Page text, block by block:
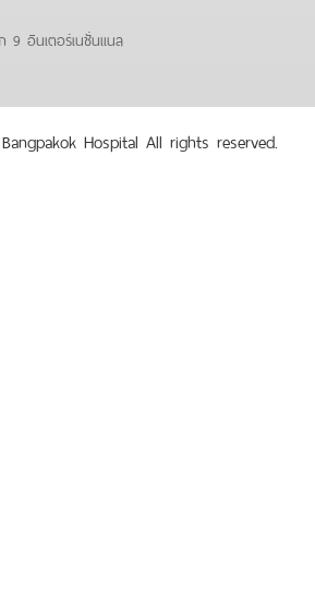
9 อินเตอร์เนชั่นแนล
Hospital All rights reserved.